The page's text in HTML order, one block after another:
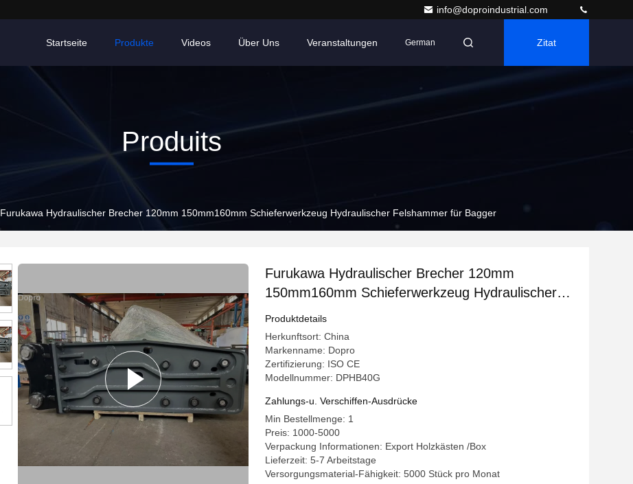
info@doproindustrial.com
Startseite Produkte Videos Über Uns Veranstaltungen German Zitat
Produits
Furukawa Hydraulischer Brecher 120mm 150mm160mm Schieferwerkzeug Hydraulischer Felshammer für Bagger
Furukawa Hydraulischer Brecher 120mm
150mm160mm Schieferwerkzeug Hydraulischer
Felshammer für Bagger
Produktdetails
Herkunftsort: China
Markenname: Dopro
Zertifizierung: ISO CE
Modellnummer: DPHB40G
Zahlungs-u. Verschiffen-Ausdrücke
Min Bestellmenge: 1
Preis: 1000-5000
Verpackung Informationen: Export Holzkästen /Box
Lieferzeit: 5-7 Arbeitstage
Versorgungsmaterial-Fähigkeit: 5000 Stück pro Monat